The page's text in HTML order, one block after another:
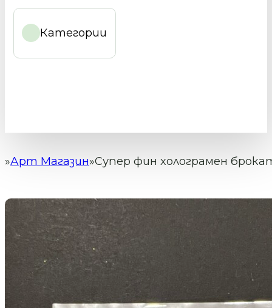
Категории
Начало
Арт Магазин Супер фин холограмен